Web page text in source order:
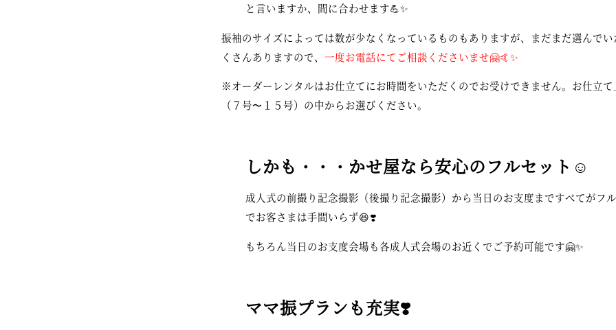
と言いますか、間に合わせます💪✨
振袖のサイズによっては数が少なくなっているものもありますが、まだまだ選んで
くさんありますので、 一度お電話にてご相談くださいませ🤗🤙✨
※オーダーレンタルはお仕立てにお時間をいただくのでお受けできません。お仕立
（７号〜１５号）の中からお選びください。
しかも・・・かせ屋なら安心のフルセット☺️
成人式の前撮り記念撮影（後撮り記念撮影）から当日のお支度まですべてがフ
でお客さまは手間いらず😆❣️
もちろん当日のお支度会場も各成人式会場のお近くでご予約可能です🤗✨
ママ振プランも充実❣️